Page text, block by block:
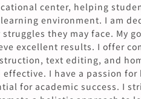
center, helping
environment. I am
they may face. My
excellent results. I offer
text editing, and
I have a passion
for academic success. I